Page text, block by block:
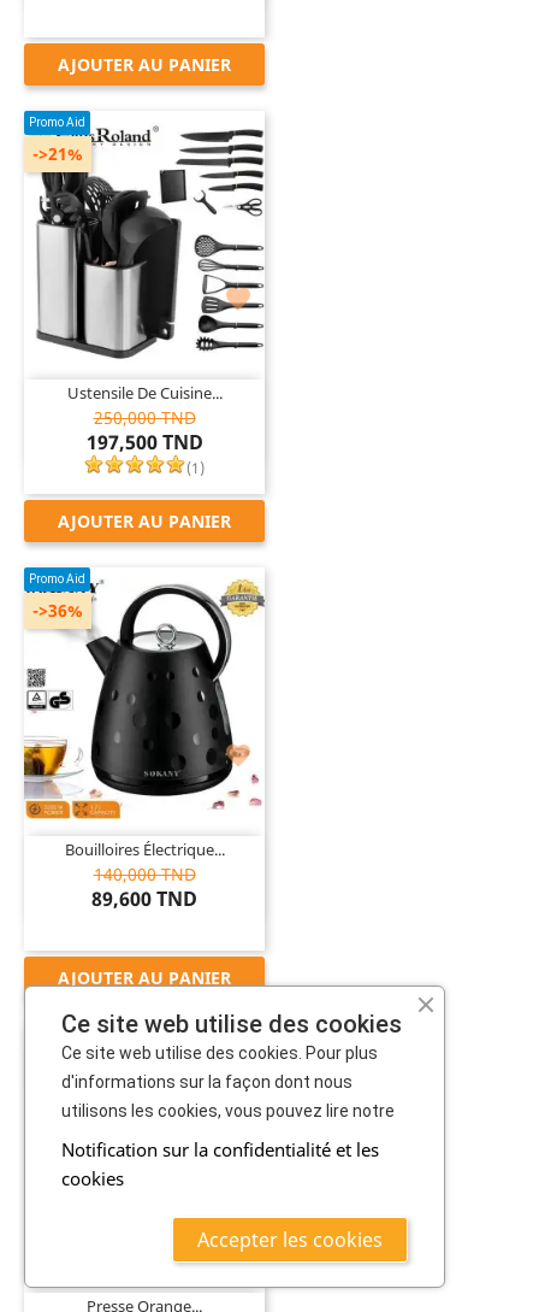
AJOUTER AU PANIER

Promo Aid
Ustensile De Cuisine...
250,000 TND
197,500 TND
(1 )
->21%
AJOUTER AU PANIER

Promo Aid
Bouilloires Électrique...
140,000 TND
89,600 TND
->36%
AJOUTER AU PANIER

Promo Aid
Presse Orange...
->56%
Ce site web utilise des cookies
Ce site web utilise des cookies. Pour plus
d'informations sur la façon dont nous
utilisons les cookies, vous pouvez lire notre
Notification sur la confidentialité et les
cookies
Accepter les cookies